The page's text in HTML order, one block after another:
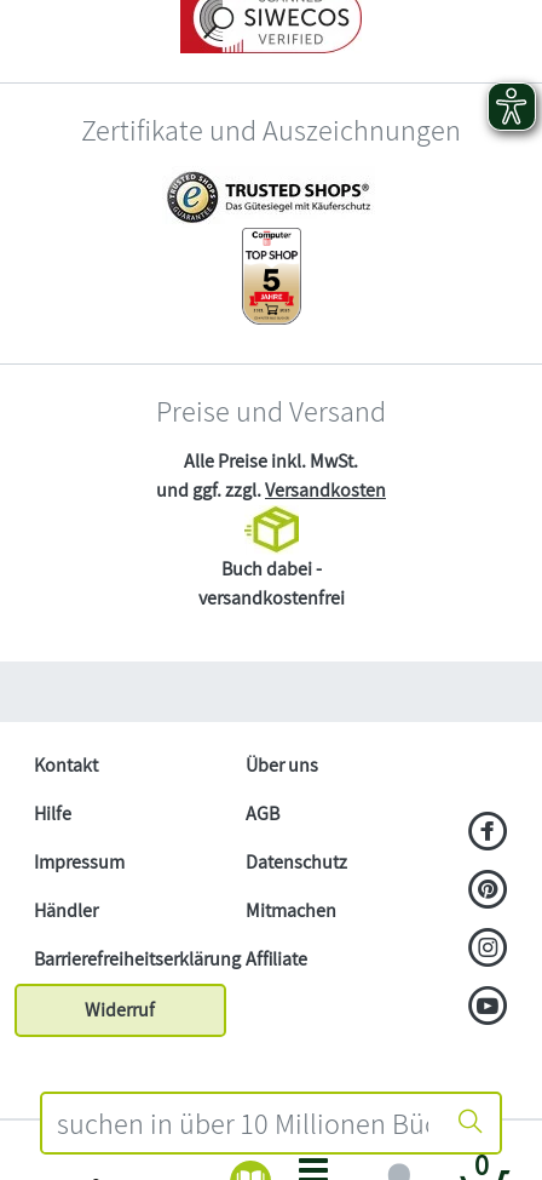
0
Zertifikate und Auszeichnungen
Preise und Versand
Alle Preise inkl. MwSt.
und ggf. zzgl.Versandkosten
Buch dabei -
versandkostenfrei
Kontakt
Über uns
Hilfe
AGB
Impressum
Datenschutz
Händler
Mitmachen
BarrierefreiheitserklärungAffiliate
Widerruf